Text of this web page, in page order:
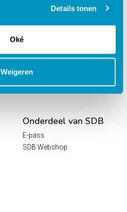
Details tonen
Oké
Weigeren
Onderdeel van SDB
E-pass
SDB Webshop